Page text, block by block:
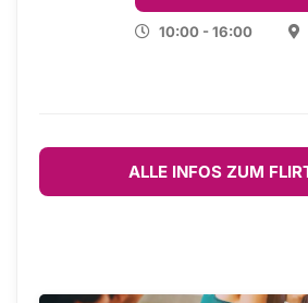
10:00 - 16:00
ALLE INFOS ZUM